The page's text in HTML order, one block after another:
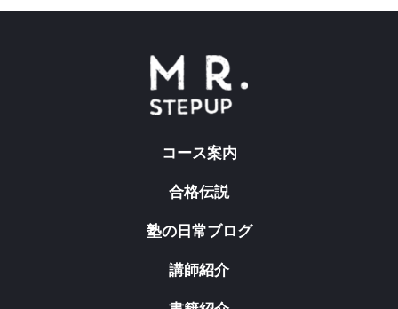
コース案内
合格伝説
塾の日常ブログ
講師紹介